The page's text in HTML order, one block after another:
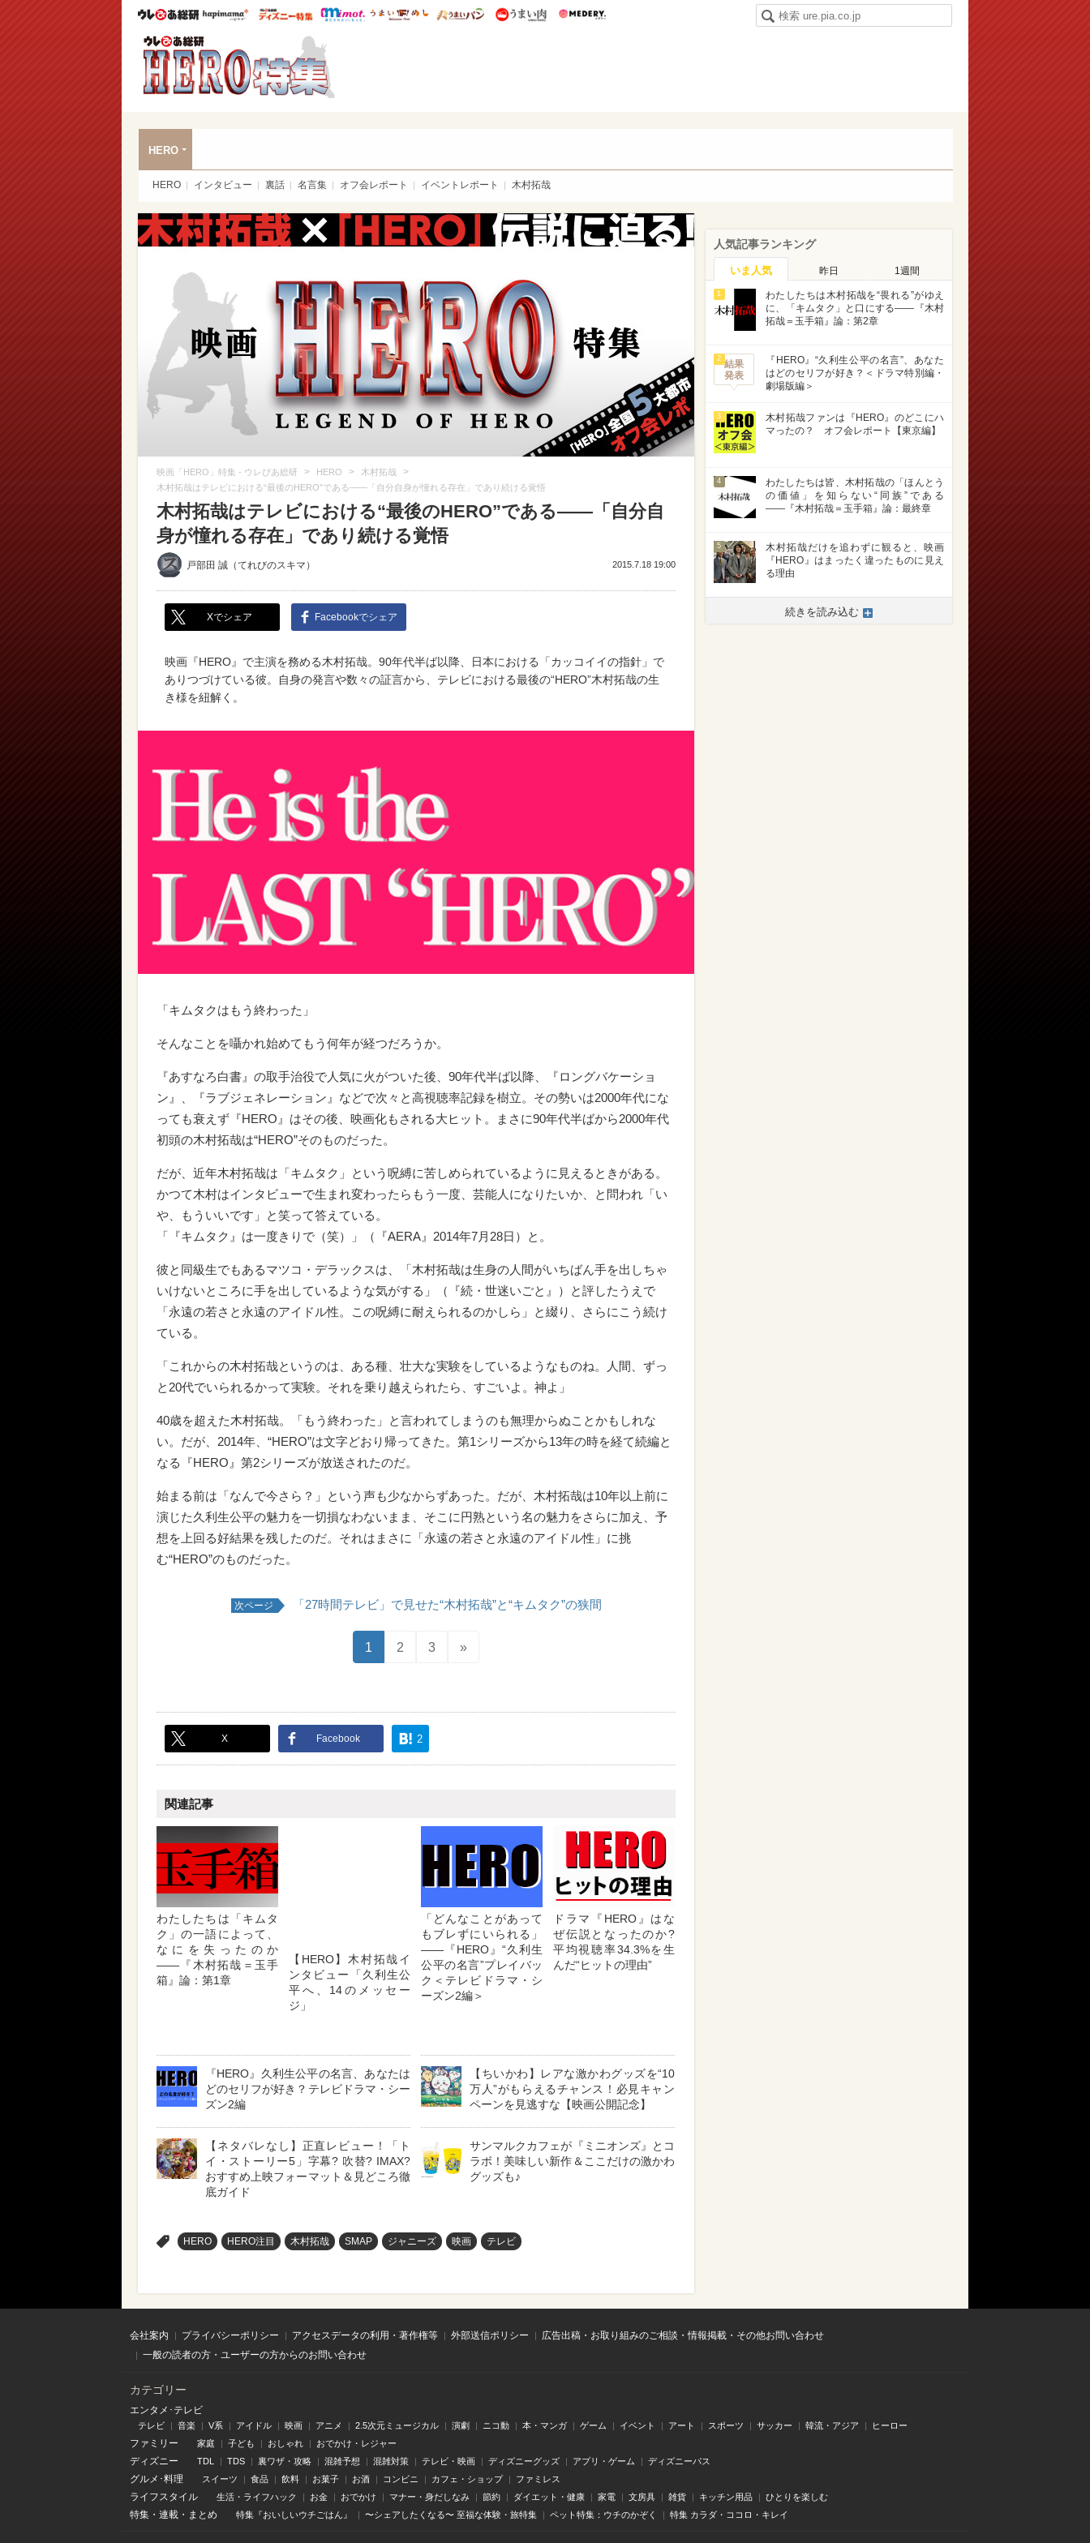
ウレぴあ総研ハピママ* ウレぴあ総研 ディズニー特集
mimot. うまいめし うまいパン うまい肉
HERO
HERO インタビュー 裏話 名言集 オフ会レポート イベントレポート 木村拓哉
映画「HERO」特集 - ウレぴあ総研 > HERO > 木村拓哉 >
木村拓哉はテレビにおける“最後のHERO”である――「自分自身が憧れる存在」であり続ける覚悟
木村拓哉はテレビにおける“最後のHERO”である――「自分自
身が憧れる存在」であり続ける覚悟
戸部田 誠（てれびのスキマ） 2015.7.18 19:00
Xでシェア Facebookでシェア
映画『HERO』で主演を務める木村拓哉。90年代半ば以降、日本における「カッコイイの指針」で
ありつづけている彼。自身の発言や数々の証言から、テレビにおける最後の“HERO”木村拓哉の生
き様を紐解く。
「キムタクはもう終わった」
そんなことを囁かれ始めてもう何年が経つだろうか。
『あすなろ白書』の取手治役で人気に火がついた後、90年代半ば以降、『ロングバケーショ
ン』、『ラブジェネレーション』などで次々と高視聴率記録を樹立。その勢いは2000年代にな
っても衰えず『HERO』はその後、映画化もされる大ヒット。まさに90年代半ばから2000年代
初頭の木村拓哉は“HERO”そのものだった。
だが、近年木村拓哉は「キムタク」という呪縛に苦しめられているように見えるときがある。
かつて木村はインタビューで生まれ変わったらもう一度、芸能人になりたいか、と問われ「い
や、もういいです」と笑って答えている。
「『キムタク』は一度きりで（笑）」（『AERA』2014年7月28日）と。
彼と同級生でもあるマツコ・デラックスは、「木村拓哉は生身の人間がいちばん手を出しちゃ
いけないところに手を出しているような気がする」（『続・世迷いごと』）と評したうえで
「永遠の若さと永遠のアイドル性。この呪縛に耐えられるのかしら」と綴り、さらにこう続け
ている。
「これからの木村拓哉というのは、ある種、壮大な実験をしているようなものね。人間、ずっ
と20代でいられるかって実験。それを乗り越えられたら、すごいよ。神よ」
40歳を超えた木村拓哉。「もう終わった」と言われてしまうのも無理からぬことかもしれな
い。だが、2014年、“HERO”は文字どおり帰ってきた。第1シリーズから13年の時を経て続編と
なる『HERO』第2シリーズが放送されたのだ。
始まる前は「なんで今さら？」という声も少なからずあった。だが、木村拓哉は10年以上前に
演じた久利生公平の魅力を一切損なわないまま、そこに円熟という名の魅力をさらに加え、予
想を上回る好結果を残したのだ。それはまさに「永遠の若さと永遠のアイドル性」に挑
む“HERO”のものだった。
次ページ 「27時間テレビ」で見せた“木村拓哉”と“キムタク”の狭間
1 2 3 »
X Facebook 2
関連記事
わたしたちは「キムタ
ク」の一語によって、
なにを失ったのか
――『木村拓哉＝玉手
箱』論：第1章
ジ」
「どんなことがあって
もブレずにいられる」
――『HERO』“久利生
公平の名言”プレイバッ
ク＜テレビドラマ・シ
ーズン2編＞
ドラマ『HERO』はな
ぜ伝説となったのか?
平均視聴率34.3%を生
んだ“ヒットの理由”
『HERO』久利生公平の名言、あなたは
どのセリフが好き？テレビドラマ・シー
ズン2編
【ちいかわ】レアな激かわグッズを“10
万人”がもらえるチャンス！必見キャン
ペーンを見逃すな【映画公開記念】
【ネタバレなし】正直レビュー！「ト
イ・ストーリー5」字幕? 吹替? IMAX?
おすすめ上映フォーマット＆見どころ徹
底ガイド
サンマルクカフェが『ミニオンズ』とコ
ラボ！美味しい新作＆ここだけの激かわ
グッズも♪
HERO HERO注目 木村拓哉 SMAP ジャニーズ 映画 テレビ
人気記事ランキング
いま人気 昨日 1週間
1
わたしたちは木村拓哉を“畏れる”がゆえ
に、「キムタク」と口にする――『木村
拓哉＝玉手箱』論：第2章
2 結果
発表
『HERO』“久利生公平の名言”、あなた
はどのセリフが好き？＜ドラマ特別編・
劇場版編＞
3
木村拓哉ファンは『HERO』のどこにハ
マったの？ オフ会レポート【東京編】
4
わたしたちは皆、木村拓哉の「ほんとう
の価値」を知らない“同族”である
――『木村拓哉＝玉手箱』論：最終章
5
木村拓哉だけを追わずに観ると、映画
『HERO』はまったく違ったものに見え
る理由
続きを読み込む
会社案内 プライバシーポリシー アクセスデータの利用・著作権等 外部送信ポリシー
広告出稿・お取り組みのご相談・情報掲載・その他お問い合わせ
一般の読者の方・ユーザーの方からのお問い合わせ
カテゴリー
エンタメ･テレビ
テレビ 音楽 V系 アイドル 映画 アニメ 2.5次元ミュージカル 演劇 ニコ動 本・マンガ ゲーム イベント アート スポーツ サッカー 韓流・アジア ヒーロー
ファミリー 家庭 子ども おしゃれ おでかけ・レジャー
ディズニー TDL TDS 裏ワザ・攻略 混雑予想 混雑対策 テレビ・映画 ディズニーグッズ アプリ・ゲーム ディズニーパス
グルメ･料理 スイーツ 食品 飲料 お菓子 お酒 コンビニ カフェ・ショップ ファミレス
ライフスタイル 生活・ライフハック お金 おでかけ マナー・身だしなみ 節約 ダイエット・健康 家電 文房具 雑貨 キッチン用品 ひとりを楽しむ
特集 ・ 連載 ・ まとめ 特集『おいしいウチごはん』 〜シェアしたくなる〜 至福な体験・旅特集 ペット特集：ウチのかぞく 特集 カラダ・ココロ・キレイ